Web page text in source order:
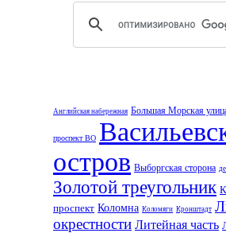
Английская набережная Большая Морская
проспект ВО
остров Выборгская сторона
Золотой треугольник
проспект Коломна Коломяги Кронштадт
окрестности Литейная часть